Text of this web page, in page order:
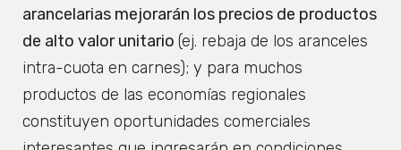
arancelarias mejorarán los precios de productos
de alto valor unitario (ej. rebaja de los aranceles
intra-cuota en carnes); y para muchos
productos de las economías regionales
constituyen oportunidades comerciales